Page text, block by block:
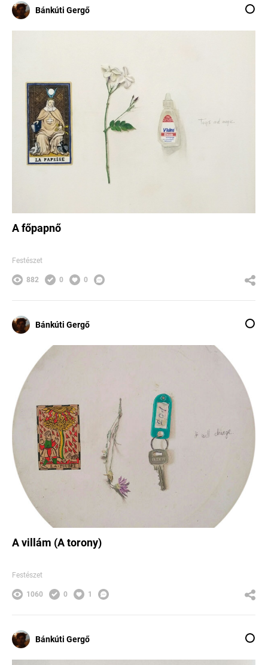
Bánkúti Gergő
A főpapnő
Festészet
882 0 0
Bánkúti Gergő
A villám (A torony)
Festészet
1060 0 1
Bánkúti Gergő